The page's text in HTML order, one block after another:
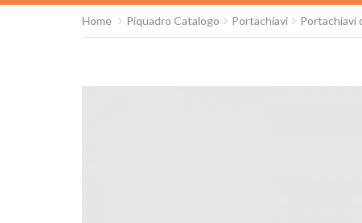
Home Piquadro Catalogo Portachiavi Portachiavi